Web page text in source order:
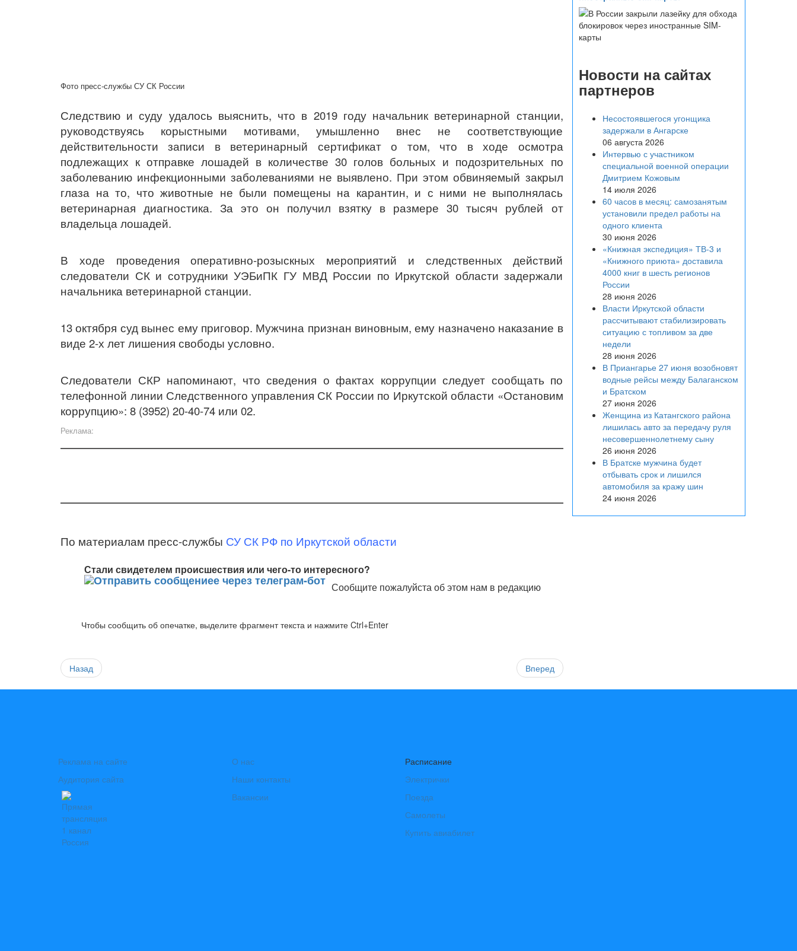
Фото пресс-службы СУ СК России
Следствию и суду удалось выяснить, что в 2019 году начальник ветеринарной станции,
руководствуясь корыстными мотивами, умышленно внес не соответствующие
действительности записи в ветеринарный сертификат о том, что в ходе осмотра
подлежащих к отправке лошадей в количестве 30 голов больных и подозрительных по
заболеванию инфекционными заболеваниями не выявлено. При этом обвиняемый закрыл
глаза на то, что животные не были помещены на карантин, и с ними не выполнялась
ветеринарная диагностика. За это он получил взятку в размере 30 тысяч рублей от
владельца лошадей.
В ходе проведения оперативно-розыскных мероприятий и следственных действий
следователи СК и сотрудники УЭБиПК ГУ МВД России по Иркутской области задержали
начальника ветеринарной станции.
13 октября суд вынес ему приговор. Мужчина признан виновным, ему назначено наказание в
виде 2-х лет лишения свободы условно.
Следователи СКР напоминают, что сведения о фактах коррупции следует сообщать по
телефонной линии Следственного управления СК России по Иркутской области «Остановим
коррупцию»: 8 (3952) 20-40-74 или 02.
Реклама:
По материалам пресс-службы СУ СК РФ по Иркутской области
Стали свидетелем происшествия или чего-то интересного?
Сообщите пожалуйста об этом нам в редакцию
Чтобы сообщить об опечатке, выделите фрагмент текста и нажмите Ctrl+Enter
Назад Вперед
Новости на сайтах
партнеров
Несостоявшегося угонщика
задержали в Ангарске
06 августа 2026
Интервью с участником
специальной военной операции
Дмитрием Кожовым
14 июля 2026
60 часов в месяц: самозанятым
установили предел работы на
одного клиента
30 июня 2026
«Книжная экспедиция» ТВ-3 и
«Книжного приюта» доставила
4000 книг в шесть регионов
России
28 июня 2026
Власти Иркутской области
рассчитывают стабилизировать
ситуацию с топливом за две
недели
28 июня 2026
В Приангарье 27 июня возобновят
водные рейсы между Балаганском
и Братском
27 июня 2026
Женщина из Катангского района
лишилась авто за передачу руля
несовершеннолетнему сыну
26 июня 2026
В Братске мужчина будет
отбывать срок и лишился
автомобиля за кражу шин
24 июня 2026
Реклама на сайте
Аудитория сайта
О нас
Наши контакты
Вакансии
Расписание
Электрички
Поезда
Самолеты
Купить авиабилет